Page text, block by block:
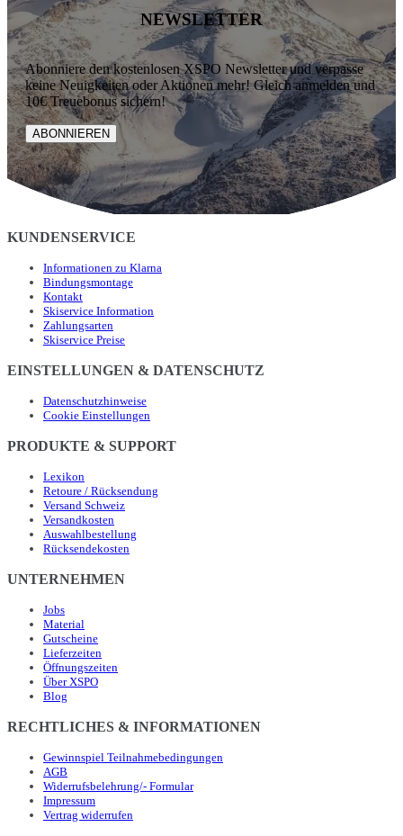
NEWSLETTER
Abonniere den kostenlosen XSPO Newsletter und verpasse
keine Neuigkeiten oder Aktionen mehr! Gleich anmelden und
10€ Treuebonus sichern!
ABONNIEREN
KUNDENSERVICE
Informationen zu Klarna
Bindungsmontage
Kontakt
Skiservice Information
Zahlungsarten
Skiservice Preise
EINSTELLUNGEN & DATENSCHUTZ
Datenschutzhinweise
Cookie Einstellungen
PRODUKTE & SUPPORT
Lexikon
Retoure / Rücksendung
Versand Schweiz
Versandkosten
Auswahlbestellung
Rücksendekosten
UNTERNEHMEN
Jobs
Material
Gutscheine
Lieferzeiten
Öffnungszeiten
Über XSPO
Blog
RECHTLICHES & INFORMATIONEN
Gewinnspiel Teilnahmebedingungen
AGB
Widerrufsbelehrung/- Formular
Impressum
Vertrag widerrufen